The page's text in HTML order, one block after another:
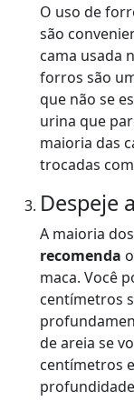
O uso de
são
cama usada
forros são
que não se
urina que
maioria das
trocadas
Despeje
A maioria dos
recomenda
maca. Você
centímetros
de areia se
centímetros